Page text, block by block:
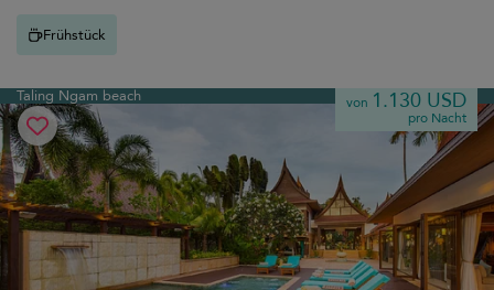
Frühstück
Taling Ngam beach von 1.130 USD
pro Nacht